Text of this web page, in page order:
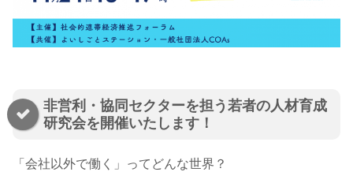
非営利・協同セクターを担う若者の人材育成
研究会を開催いたします！
「会社以外で働く」ってどんな世界？